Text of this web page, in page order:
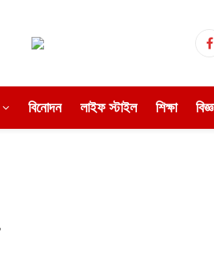
বিনোদন লাইফ স্টাইল শিক্ষা